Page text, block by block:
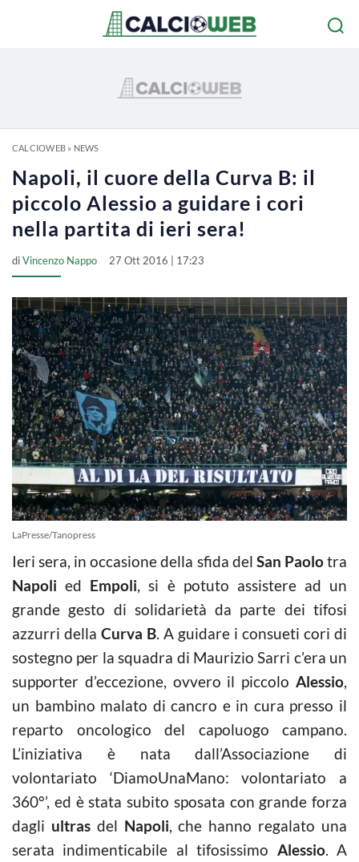
CALCIOWEB» NEWS
Napoli, il cuore della Curva B: il
piccolo Alessio a guidare i cori
nella partita di ieri sera!
diVincenzo Nappo 27 Ott 2016 | 17:23
LaPresse/Tanopress
Ieri sera, in occasione della sfida del San Paolotra
Napoli ed Empoli, si è potuto assistere ad un
grande gesto di solidarietà da parte dei tifosi
azzurri della Curva B. A guidare i consueti cori di
sostegno per la squadra di Maurizio Sarri c’era un
supporter d’eccezione, ovvero il piccolo Alessio,
un bambino malato di cancro e in cura presso il
reparto oncologico del capoluogo campano.
L’iniziativa è nata dall’Associazione di
volontariato ‘DiamoUnaMano: volontariato a
360°’, ed è stata subito sposata con grande forza
dagli ultrasdel Napoli, che hanno regalato una
serata indimenticabile al tifosissimo Alessio. A